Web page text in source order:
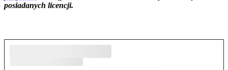
posiadanych licencji.